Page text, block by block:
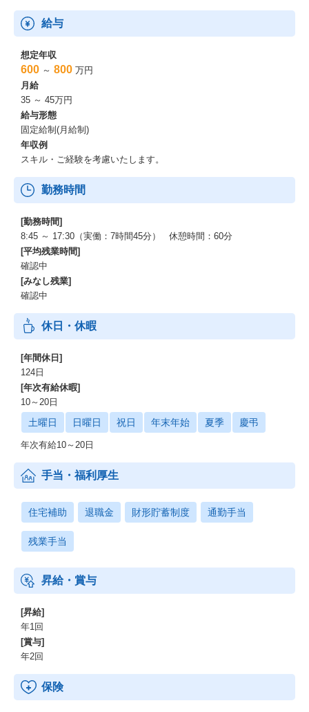
給与
想定年収
600 ～ 800 万円
月給
35 ～ 45万円
給与形態
固定給制(月給制)
年収例
スキル・ご経験を考慮いたします。
勤務時間
[勤務時間]
8:45 ～ 17:30（実働：7時間45分） 休憩時間：60分
[平均残業時間]
確認中
[みなし残業]
確認中
休日・休暇
[年間休日]
124日
[年次有給休暇]
10～20日
土曜日 日曜日 祝日 年末年始 夏季 慶弔
年次有給10～20日
手当・福利厚生
住宅補助 退職金 財形貯蓄制度 通勤手当
残業手当
昇給・賞与
[昇給]
年1回
[賞与]
年2回
保険